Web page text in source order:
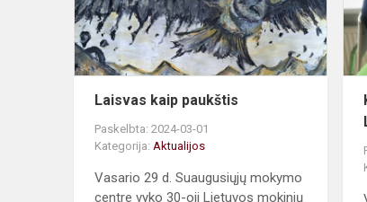
Laisvas kaip paukštis
Paskelbta: 2024-03-01
Kategorija: Aktualijos
Vasario 29 d. Suaugusiųjų mokymo
centre vyko 30-oji Lietuvos mokinių